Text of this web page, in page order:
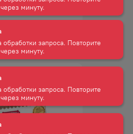
запроса. Повторите
обработки запроса. Повторите